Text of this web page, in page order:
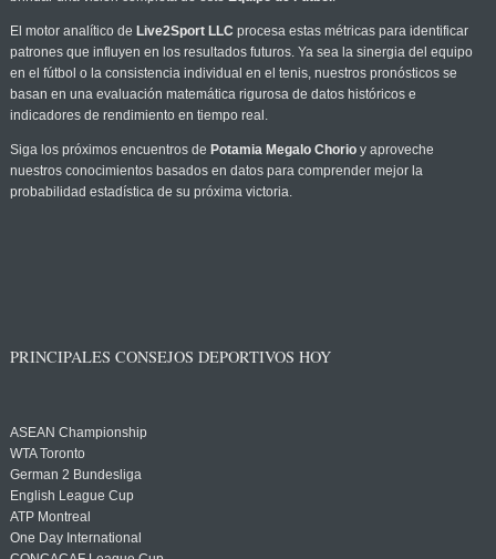
El motor analítico de Live2Sport LLC procesa estas métricas para identificar
patrones que influyen en los resultados futuros. Ya sea la sinergia del equipo
en el fútbol o la consistencia individual en el tenis, nuestros pronósticos se
basan en una evaluación matemática rigurosa de datos históricos e
indicadores de rendimiento en tiempo real.
Siga los próximos encuentros de Potamia Megalo Chorioy aproveche
nuestros conocimientos basados en datos para comprender mejor la
probabilidad estadística de su próxima victoria.
PRINCIPALES CONSEJOS DEPORTIVOS HOY
ASEAN Championship
WTA Toronto
German 2 Bundesliga
English League Cup
ATP Montreal
One Day International